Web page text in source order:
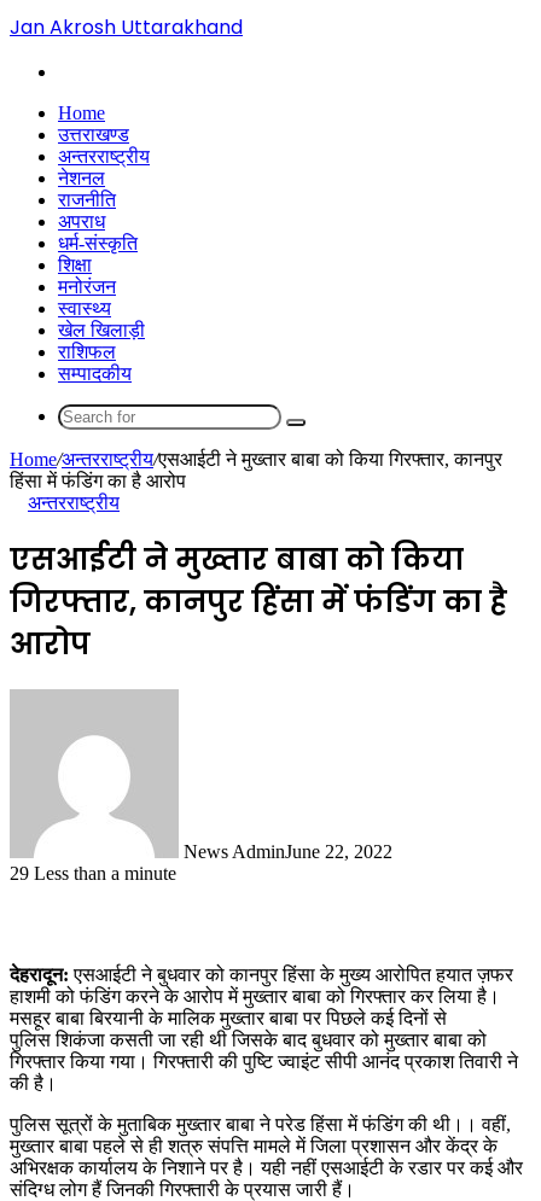
Jan Akrosh Uttarakhand
Home
उत्तराखण्ड
अन्तरराष्ट्रीय
नेशनल
राजनीति
अपराध
धर्म-संस्कृति
शिक्षा
मनोरंजन
स्वास्थ्य
खेल खिलाड़ी
राशिफल
सम्पादकीय
Search
Home/अन्तरराष्ट्रीय/एसआईटी ने मुख्तार बाबा को किया गिरफ्तार, कानपुर
हिंसा में फंडिंग का है आरोप
अन्तरराष्ट्रीय
एसआईटी ने मुख्तार बाबा को किया
गिरफ्तार, कानपुर हिंसा में फंडिंग का है
आरोप
News AdminJune 22, 2022
29 Less than a minute
देहरादून: एसआईटी ने बुधवार को कानपुर हिंसा के मुख्य आरोपित हयात ज़फर
हाशमी को फंडिंग करने के आरोप में मुख्तार बाबा को गिरफ्तार कर लिया है।
मसहूर बाबा बिरयानी के मालिक मुख्तार बाबा पर पिछले कई दिनों से
पुलिस शिकंजा कसती जा रही थी जिसके बाद बुधवार को मुख्तार बाबा को
गिरफ्तार किया गया। गिरफ्तारी की पुष्टि ज्वाइंट सीपी आनंद प्रकाश तिवारी ने
की है।
पुलिस सूत्रों के मुताबिक मुख्तार बाबा ने परेड हिंसा में फंडिंग की थी।। वहीं,
मुख्तार बाबा पहले से ही शत्रु संपत्ति मामले में जिला प्रशासन और केंद्र के
अभिरक्षक कार्यालय के निशाने पर है। यही नहीं एसआईटी के रडार पर कई और
संदिग्ध लोग हैं जिनकी गिरफ्तारी के प्रयास जारी हैं।